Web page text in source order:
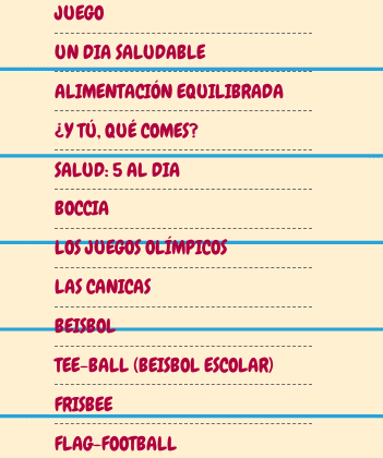
JUEGO
UN DIA SALUDABLE
ALIMENTACIÓN EQUILIBRADA
¿Y TÚ, QUÉ COMES?
SALUD: 5 AL DIA
BOCCIA
LOS JUEGOS OLÍMPICOS
LAS CANICAS
BEISBOL
TEE-BALL (BEISBOL ESCOLAR)
FRISBEE
FLAG-FOOTBALL